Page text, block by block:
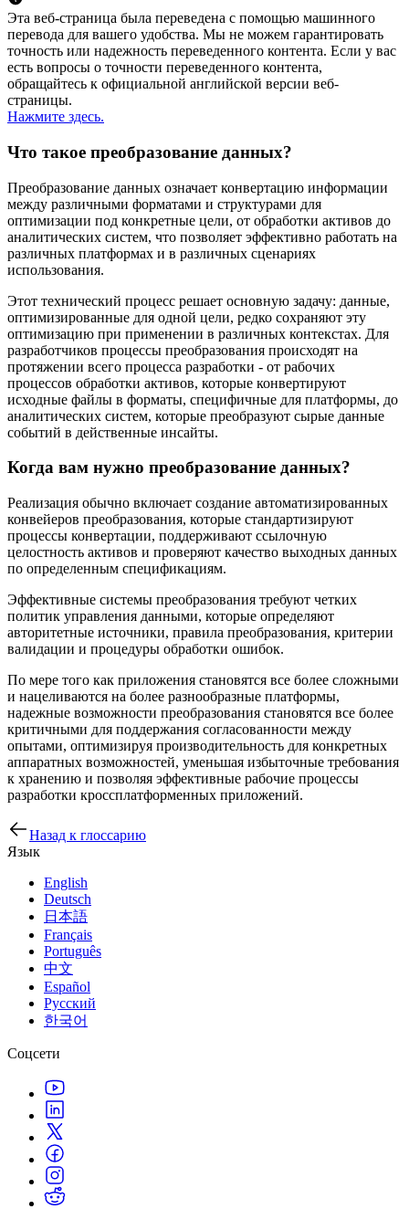
Эта веб-страница была переведена с помощью машинного
перевода для вашего удобства. Мы не можем гарантировать
точность или надежность переведенного контента. Если у вас
есть вопросы о точности переведенного контента,
обращайтесь к официальной английской версии веб-
страницы.
Нажмите здесь.
Что такое преобразование данных?
Преобразование данных означает конвертацию информации
между различными форматами и структурами для
оптимизации под конкретные цели, от обработки активов до
аналитических систем, что позволяет эффективно работать на
различных платформах и в различных сценариях
использования.
Этот технический процесс решает основную задачу: данные,
оптимизированные для одной цели, редко сохраняют эту
оптимизацию при применении в различных контекстах. Для
разработчиков процессы преобразования происходят на
протяжении всего процесса разработки - от рабочих
процессов обработки активов, которые конвертируют
исходные файлы в форматы, специфичные для платформы, до
аналитических систем, которые преобразуют сырые данные
событий в действенные инсайты.
Когда вам нужно преобразование данных?
Реализация обычно включает создание автоматизированных
конвейеров преобразования, которые стандартизируют
процессы конвертации, поддерживают ссылочную
целостность активов и проверяют качество выходных данных
по определенным спецификациям.
Эффективные системы преобразования требуют четких
политик управления данными, которые определяют
авторитетные источники, правила преобразования, критерии
валидации и процедуры обработки ошибок.
По мере того как приложения становятся все более сложными
и нацеливаются на более разнообразные платформы,
надежные возможности преобразования становятся все более
критичными для поддержания согласованности между
опытами, оптимизируя производительность для конкретных
аппаратных возможностей, уменьшая избыточные требования
к хранению и позволяя эффективные рабочие процессы
разработки кроссплатформенных приложений.
Назад к глоссарию
Язык
English
Deutsch
日本語
Français
Português
中文
Español
Русский
한국어
Соцсети